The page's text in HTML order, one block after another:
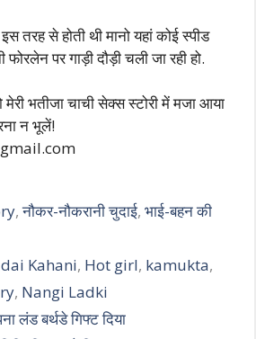
तरह से होती थी मानो यहां कोई स्पीड
पर गाड़ी दौड़ी चली जा रही हो.
भतीजा चाची सेक्स स्टोरी में मजा आया
न भूलें!
,नौकर-नौकरानी चुदाई,भाई-बहन की
Kahani, Hot girl, kamukta,
, Nangi Ladki
लंड बर्थडे गिफ्ट दिया